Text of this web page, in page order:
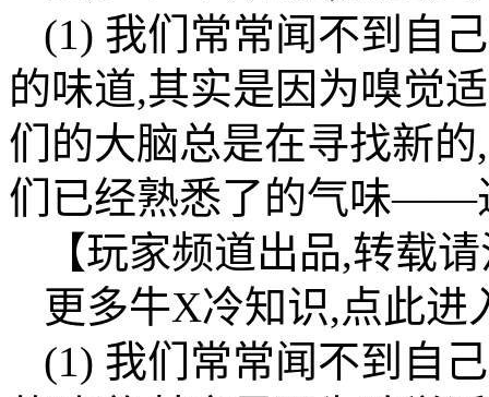
(1) 我们常常闻不到自
的味道,其实是因为嗅觉
们的大脑总是在寻找新
们已经熟悉了的气味——
【玩家频道出品,转载
更多牛X冷知识,点此进
(1) 我们常常闻不到自